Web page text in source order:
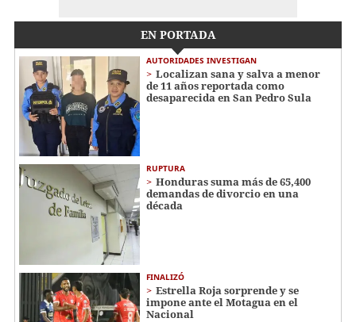
EN PORTADA
AUTORIDADES INVESTIGAN
Localizan sana y salva a menor
de 11 años reportada como
desaparecida en San Pedro Sula
RUPTURA
Honduras suma más de 65,400
demandas de divorcio en una
década
FINALIZÓ
Estrella Roja sorprende y se
impone ante el Motagua en el
Nacional